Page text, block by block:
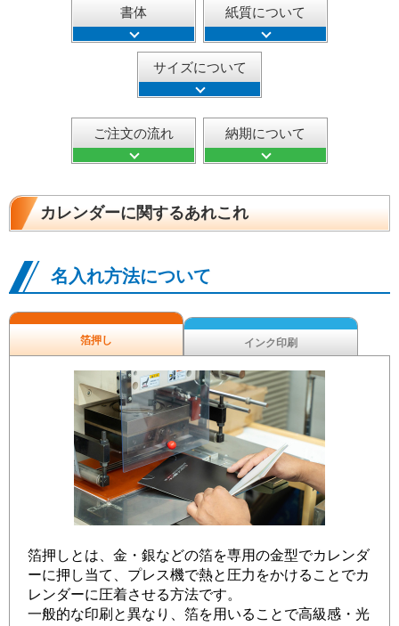
書体 紙質について
サイズについて
ご注文の流れ 納期について
カレンダーに関するあれこれ
名入れ方法について
箔押し インク印刷
箔押しとは、金・銀などの箔を専用の金型でカレンダ
ーに押し当て、プレス機で熱と圧力をかけることでカ
レンダーに圧着させる方法です。
一般的な印刷と異なり、箔を用いることで高級感・光